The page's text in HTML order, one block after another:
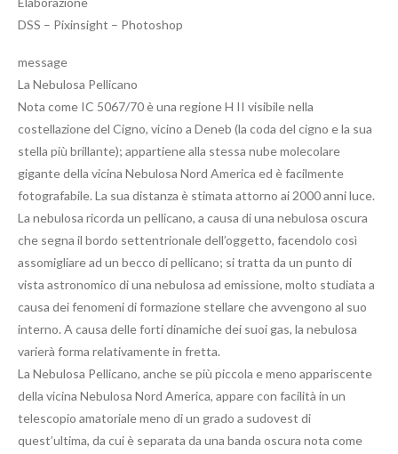
DSS – Pixinsight – Photoshop
message
La Nebulosa Pellicano
Nota come IC 5067/70 è una regione H II visibile nella
costellazione del Cigno, vicino a Deneb (la coda del cigno e la sua
stella più brillante); appartiene alla stessa nube molecolare
gigante della vicina Nebulosa Nord America ed è facilmente
fotografabile. La sua distanza è stimata attorno ai 2000 anni luce.
La nebulosa ricorda un pellicano, a causa di una nebulosa oscura
che segna il bordo settentrionale dell’oggetto, facendolo così
assomigliare ad un becco di pellicano; si tratta da un punto di
vista astronomico di una nebulosa ad emissione, molto studiata a
causa dei fenomeni di formazione stellare che avvengono al suo
interno. A causa delle forti dinamiche dei suoi gas, la nebulosa
varierà forma relativamente in fretta.
La Nebulosa Pellicano, anche se più piccola e meno appariscente
della vicina Nebulosa Nord America, appare con facilità in un
telescopio amatoriale meno di un grado a sudovest di
quest’ultima, da cui è separata da una banda oscura nota come